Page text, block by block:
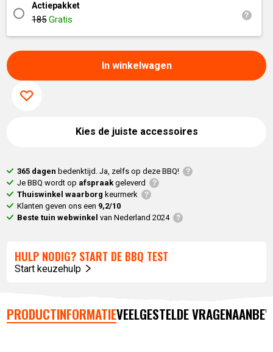
Actiepakket
185Gratis
In winkelwagen
Kies de juiste accessoires
365 dagen bedenktijd. Ja, zelfs op deze BBQ!
Je BBQ wordt op afspraak geleverd
Thuiswinkel waarborg keurmerk
Klanten geven ons een 9,2/10
Beste tuin webwinkel van Nederland 2024
HULP NODIG? START DE BBQ TEST
Start keuzehulp
PRODUCTINFORMATIEVEELGESTELDE VRAGEN